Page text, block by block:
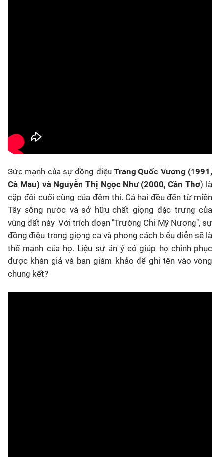
Sức mạnh của sự đồng điệu Trang Quốc Vương (1991,
Cà Mau) và Nguyễn Thị Ngọc Như (2000, Cần Thơ) là
cặp đôi cuối cùng của đêm thi. Cả hai đều đến từ miền
Tây sông nước và sở hữu chất giọng đặc trưng của
vùng đất này. Với trích đoạn "Trường Chi Mỹ Nương", sự
đồng điệu trong giọng ca và phong cách biểu diễn sẽ là
thế mạnh của họ. Liệu sự ăn ý có giúp họ chinh phục
được khán giả và ban giám khảo để ghi tên vào vòng
chung kết?